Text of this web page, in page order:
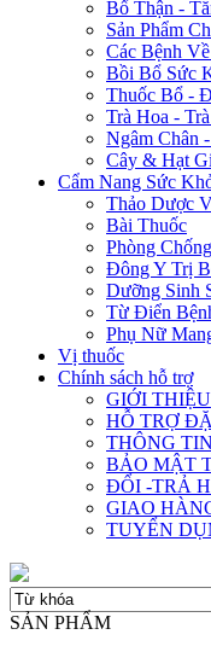
Bổ Thận -
Sản Phẩm
Các Bệnh
Bồi Bổ Sức
Thuốc Bổ -
Trà Hoa -
Ngâm Chân
Cây & Hạt
Cẩm Nang Sức
Thảo Dược
Bài Thuốc
Phòng
Đông Y Trị
Dưỡng Sinh
Từ Điển
Phụ Nữ
Vị thuốc
Chính sách hỗ trợ
GIỚI THIỆU
HỖ TRỢ
THÔNG
BẢO MẬT
ĐỔI -TRẢ
GIAO
TUYỂN
SẢN PHẨM